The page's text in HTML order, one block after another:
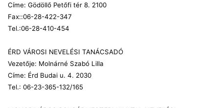
Címe: Gödöllő Petőfi tér 8. 2100
Fax::06-28-422-347
Tel.:06-28-410-454
ÉRD VÁROSI NEVELÉSI TANÁCSADÓ
Vezetője: Molnárné Szabó Lilla
Címe: Érd Budai u. 4. 2030
Tel.: 06-23-365-132/165